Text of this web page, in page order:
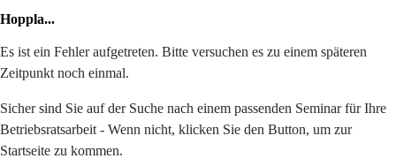
Hoppla...
Es ist ein Fehler aufgetreten. Bitte versuchen es zu einem späteren
Zeitpunkt noch einmal.
Sicher sind Sie auf der Suche nach einem passenden Seminar für Ihre
Betriebsratsarbeit - Wenn nicht, klicken Sie den Button, um zur
Startseite zu kommen.